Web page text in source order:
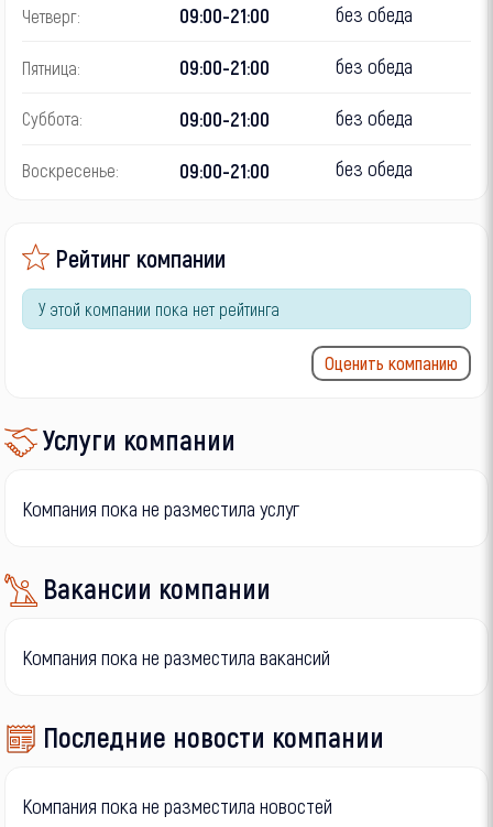
Четверг: 09:00-21:00 без обеда
Пятница: 09:00-21:00 без обеда
Суббота: 09:00-21:00 без обеда
Воскресенье: 09:00-21:00 без обеда
Рейтинг компании
У этой компании пока нет рейтинга
Оценить компанию
Услуги компании
Компания пока не разместила услуг
Вакансии компании
Компания пока не разместила вакансий
Последние новости компании
Компания пока не разместила новостей